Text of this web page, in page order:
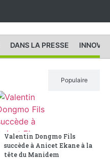
DANS LA PRESSE
Populaire
Valentin Dongmo Fils
succède à Anicet Ekane à la
tête du Manidem